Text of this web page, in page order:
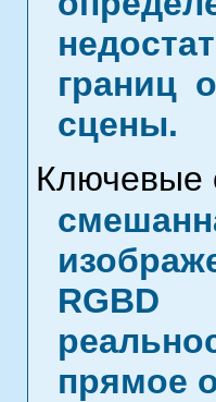
границ
сцены.
Ключевые
RGBD
прямое